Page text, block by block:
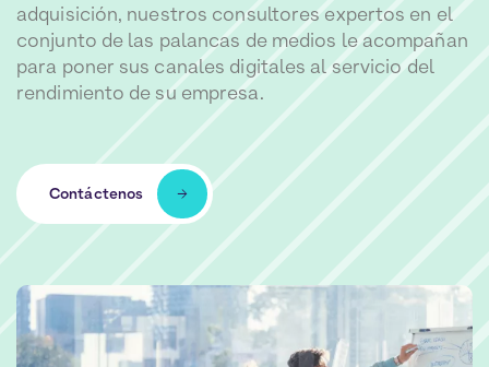
adquisición, nuestros consultores expertos en el
conjunto de las palancas de medios le acompañan
para poner sus canales digitales al servicio del
rendimiento de su empresa.
Contáctenos